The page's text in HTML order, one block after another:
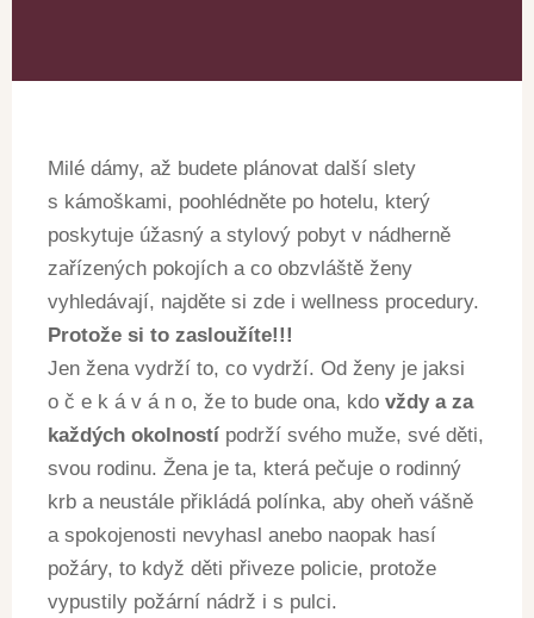
Milé dámy, až budete plánovat další slety
s kámoškami, poohlédněte po hotelu, který
poskytuje úžasný a stylový pobyt v nádherně
zařízených pokojích a co obzvláště ženy
vyhledávají, najděte si zde i wellness procedury.
Protože si to zasloužíte!!!
Jen žena vydrží to, co vydrží. Od ženy je jaksi
o č e k á v á n o, že to bude ona, kdo vždy a za
každých okolností podrží svého muže, své děti,
svou rodinu. Žena je ta, která pečuje o rodinný
krb a neustále přikládá polínka, aby oheň vášně
a spokojenosti nevyhasl anebo naopak hasí
požáry, to když děti přiveze policie, protože
vypustily požární nádrž i s pulci.